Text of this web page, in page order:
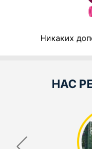
Никаких
НАС